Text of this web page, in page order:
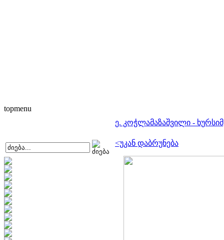
topmenu
ე. კოჭლამაზაშვილი -
<უკან დაბრუნება